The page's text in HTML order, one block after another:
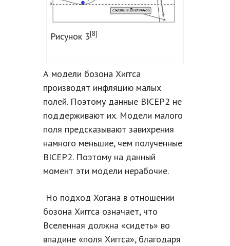
Рисунок 3[8]
А модели бозона Хиггса
производят инфляцию малых
полей. Поэтому данные BICEP2 не
поддерживают их. Модели малого
поля предсказывают завихрения
намного меньшие, чем полученные
BICEP2. Поэтому на данный
момент эти модели нерабочие.
Но подход Хогана в отношении
бозона Хиггса означает, что
Вселенная должна «сидеть» во
впадине «поля Хиггса», благодаря